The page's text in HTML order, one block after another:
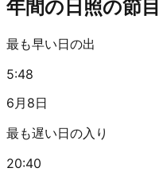
年間の日照の節目
最も早い日の出
5:48
6月8日
最も遅い日の入り
20:40